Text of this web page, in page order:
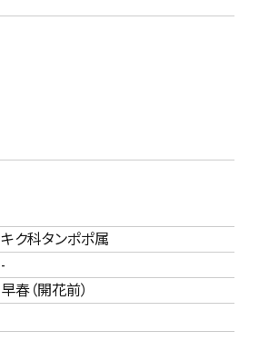
キク科タンポポ属
-
早春（開花前）